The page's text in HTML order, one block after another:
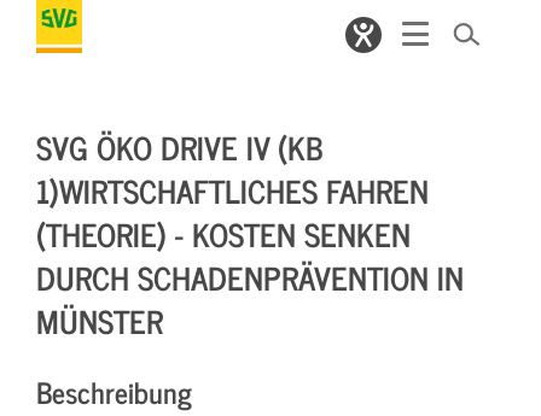
SVG ÖKO DRIVE IV (KB
1)WIRTSCHAFTLICHES FAHREN
(THEORIE) - KOSTEN SENKEN
DURCH SCHADENPRÄVENTION IN
MÜNSTER
Beschreibung